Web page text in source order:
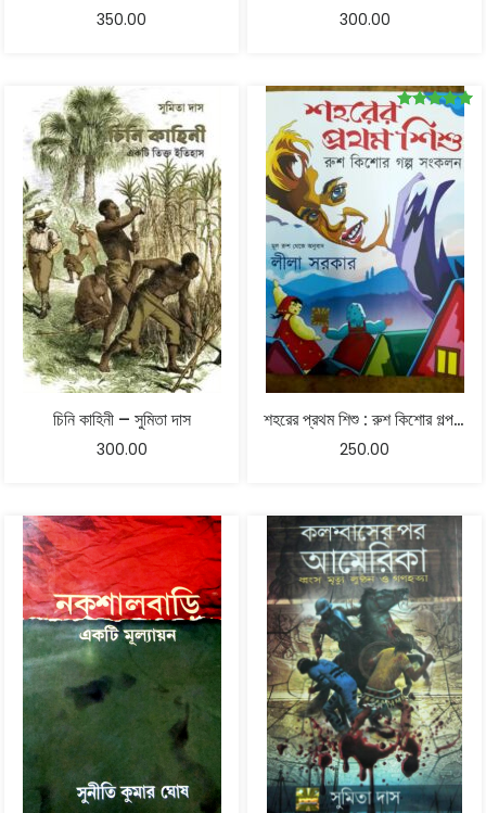
350.00 300.00
চিনি কাহিনী – সুমিতা দাস
300.00
শহরের প্রথম শিশু : রুশ কিশোর গল্প সংকলন – লীলা সরকার
Rated
5.00
out of 5
250.00